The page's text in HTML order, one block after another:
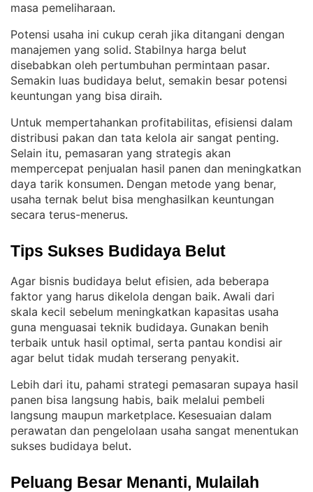
masa pemeliharaan.
Potensi usaha ini cukup cerah jika ditangani dengan
manajemen yang solid. Stabilnya harga belut
disebabkan oleh pertumbuhan permintaan pasar
Semakin luas budidaya belut, semakin besar potensi
keuntungan yang bisa diraih.
Untuk mempertahankan profitabilitas, efisiensi dalam
distribusi pakan dan tata kelola air sangat penting
Selain itu, pemasaran yang strategis akan
mempercepat penjualan hasil panen dan meningkatkan
daya tarik konsumen. Dengan metode yang benar,
usaha ternak belut bisa menghasilkan keuntungan
secara terus-menerus.
Tips Sukses Budidaya Belut
Agar bisnis budidaya belut efisien, ada beberapa
faktor yang harus dikelola dengan baik. Awali dari
skala kecil sebelum meningkatkan kapasitas usaha
guna menguasai teknik budidaya. Gunakan benih
terbaik untuk hasil optimal, serta pantau kondisi air
agar belut tidak mudah terserang penyakit.
Lebih dari itu, pahami strategi pemasaran supaya hasil
panen bisa langsung habis, baik melalui pembeli
langsung maupun marketplace. Kesesuaian dalam
perawatan dan pengelolaan usaha sangat menentukan
sukses budidaya belut.
Peluang Besar Menanti, Mulailah